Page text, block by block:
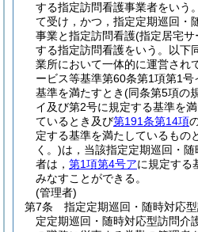
する指定訪問看護事業者をいう
て受け，かつ，指定定期巡回・
事業と指定訪問看護(指定居宅サ
する指定訪問看護をいう。以下
業所において一体的に運営され
ービス等基準第60条第1項第1
基準を満たすとき(同条第5項の
イ及び第2号に規定する基準を
ているとき及び第191条第14項
定する基準を満たしているもの
く。)は，当該指定定期巡回・
者は， 第1項第4号アに規定する
みなすことができる。
(管理者)
第7条
指定定期巡回・随時対応
定定期巡回・随時対応型訪問介